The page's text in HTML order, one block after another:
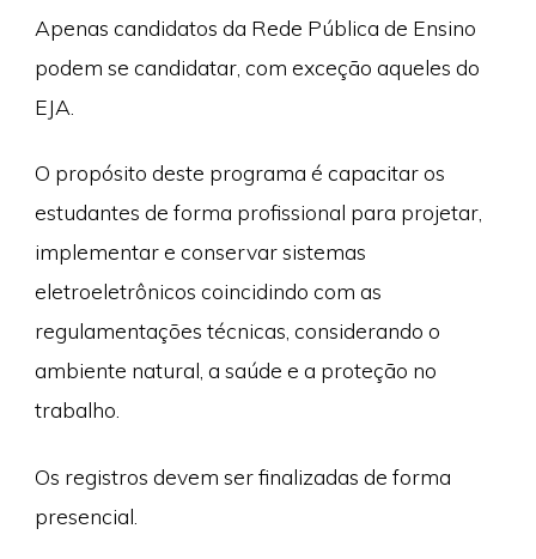
Apenas candidatos da Rede Pública de Ensino
podem se candidatar, com exceção aqueles do
EJA.
O propósito deste programa é capacitar os
estudantes de forma profissional para projetar,
implementar e conservar sistemas
eletroeletrônicos coincidindo com as
regulamentações técnicas, considerando o
ambiente natural, a saúde e a proteção no
trabalho.
Os registros devem ser finalizadas de forma
presencial.